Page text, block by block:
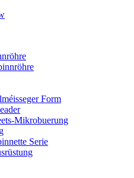
Form
Mikrobuerung
Serie